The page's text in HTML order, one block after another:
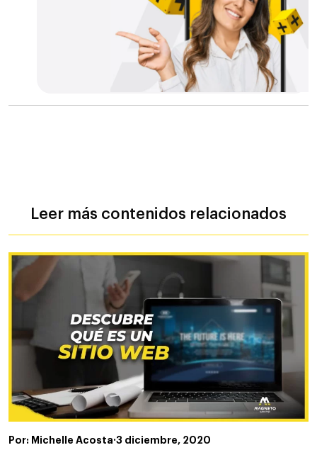
Leer más contenidos relacionados
Por: Michelle Acosta·3 diciembre, 2020